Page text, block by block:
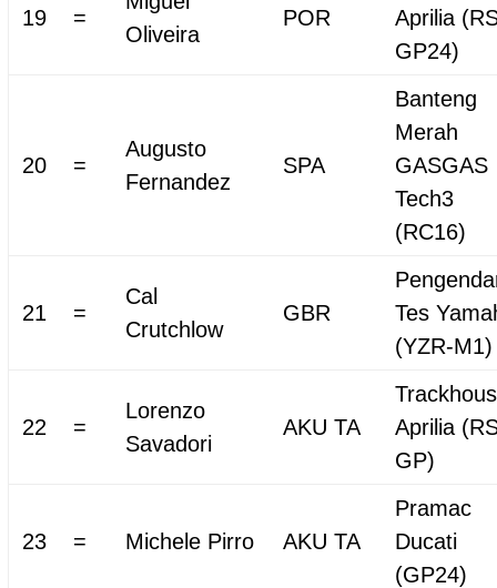
19 =
Oliveira
POR
Aprilia
GP24)
20 =
Augusto
Fernandez
SPA
Banteng
Merah
GASGAS
Tech3
(RC16)
21 =
Cal
Crutchlow
GBR
Tes
(YZR-M1)
22 =
Lorenzo
Savadori
AKU TA
Aprilia
GP)
23 = Michele Pirro AKU TA
Pramac
Ducati
(GP24)